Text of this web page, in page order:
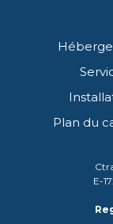
Plan du
E-